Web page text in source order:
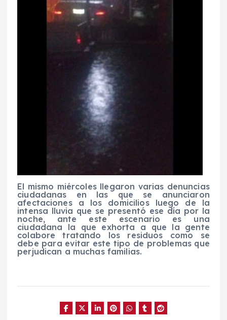
El mismo miércoles llegaron varias denuncias
ciudadanas en las que se anunciaron
afectaciones a los domicilios luego de la
intensa lluvia que se presentó ese día por la
noche, ante este escenario es una
ciudadana la que exhorta a que la gente
colabore tratando los residuos como se
debe para evitar este tipo de problemas que
perjudican a muchas familias.